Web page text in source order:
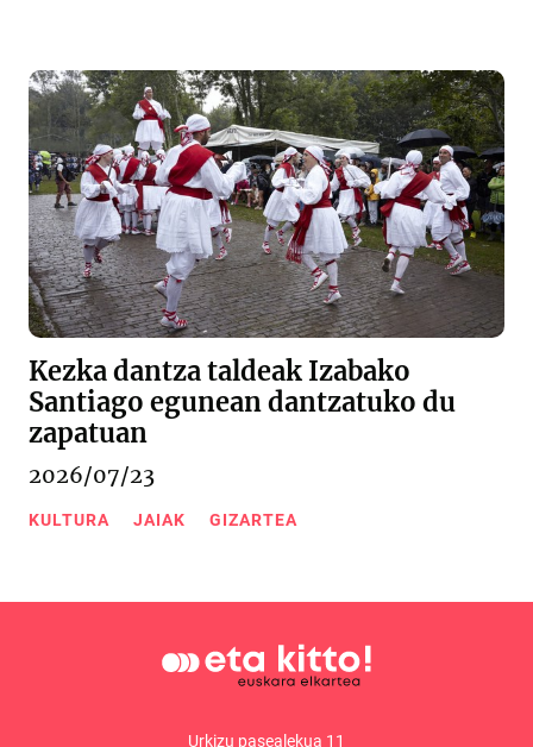
Kezka dantza taldeak Izabako
Santiago egunean dantzatuko du
zapatuan
2026/07/23
KULTURA JAIAK GIZARTEA
Urkizu pasealekua 11